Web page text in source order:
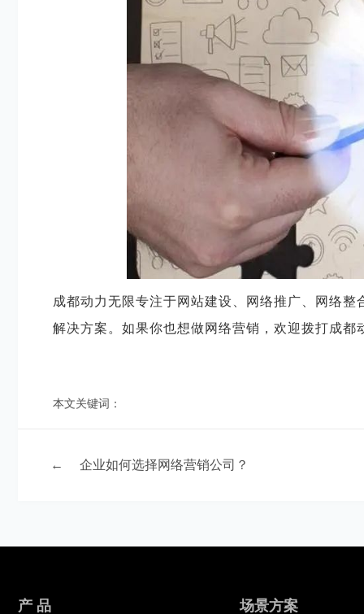
成都动力无限专注于网站建设、网络推广、网络
解决方案。如果你也想做网络营销，欢迎拨打成都
本文关键词：
← 企业如何选择网络营销公司？
产 品 场景方案